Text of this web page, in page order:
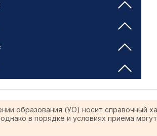
образования (УО) носит справочный
в порядке и условиях приема